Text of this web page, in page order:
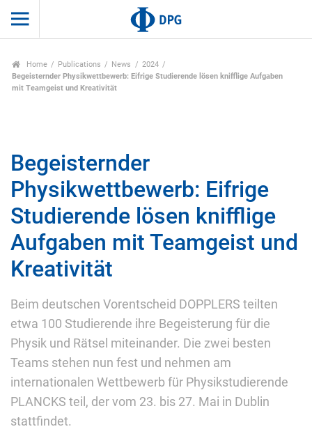
Home Publications News
2024
Begeisternder Physikwettbewerb: Eifrige Studierende lösen knifflige Aufgaben
mit Teamgeist und Kreativität
Begeisternder
Physikwettbewerb: Eifrige
Studierende lösen knifflige
Aufgaben mit Teamgeist und
Kreativität
Beim deutschen Vorentscheid DOPPLERS teilten
etwa 100 Studierende ihre Begeisterung für die
Physik und Rätsel miteinander. Die zwei besten
Teams stehen nun fest und nehmen am
internationalen Wettbewerb für Physikstudierende
PLANCKS teil, der vom 23. bis 27. Mai in Dublin
stattfindet.